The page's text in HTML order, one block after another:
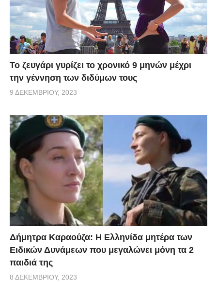
Το ζευγάρι γυρίζει το χρονικό 9 μηνών μέχρι
την γέννηση των διδύμων τους
9 ΔΕΚΕΜΒΡΊΟΥ, 2023
Δήμητρα Καραούζα: Η Ελληνίδα μητέρα των
Ειδικών Δυνάμεων που μεγαλώνει μόνη τα 2
παιδιά της
8 ΔΕΚΕΜΒΡΊΟΥ, 2023